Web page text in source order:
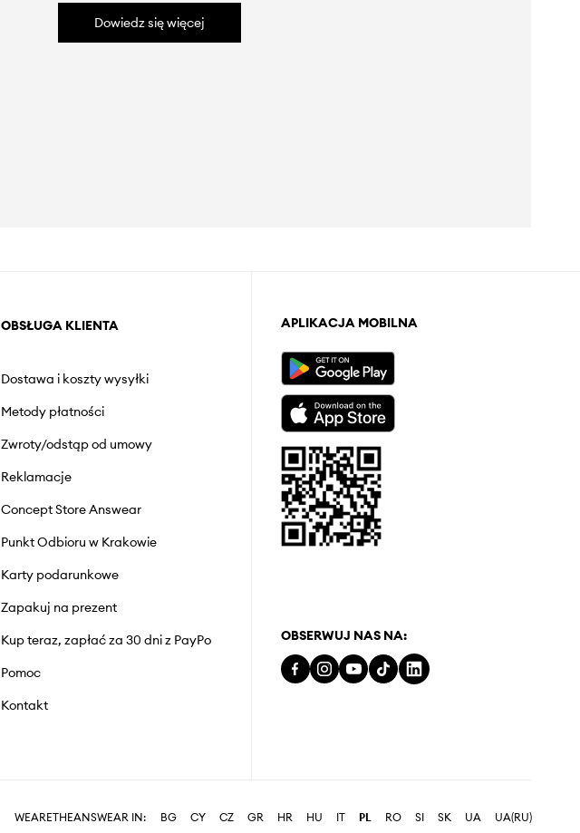
Dowiedz się więcej
OBSŁUGA KLIENTA
Dostawa i koszty wysyłki
Metody płatności
Zwroty/odstąp od umowy
Reklamacje
Concept Store Answear
Punkt Odbioru w Krakowie
Karty podarunkowe
Zapakuj na prezent
Kup teraz, zapłać za 30 dni z PayPo
Pomoc
Kontakt
APLIKACJA MOBILNA
OBSERWUJ NAS NA:
WEARETHEANSWEAR IN: BG CY CZ GR HR HU IT PL RO SI SK UA UA(RU)